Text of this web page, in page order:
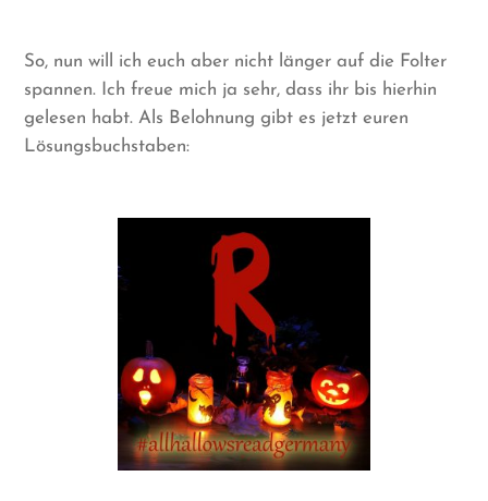
So, nun will ich euch aber nicht länger auf die Folter
spannen. Ich freue mich ja sehr, dass ihr bis hierhin
gelesen habt. Als Belohnung gibt es jetzt euren
Lösungsbuchstaben: